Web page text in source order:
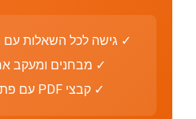
✓ גישה לכל השאלות עם
✓ מבחנים ומעקב
✓ קבצי PDF עם פתרונות מלאים